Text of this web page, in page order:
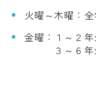
火曜～木曜：
金曜：１～２
３～６年